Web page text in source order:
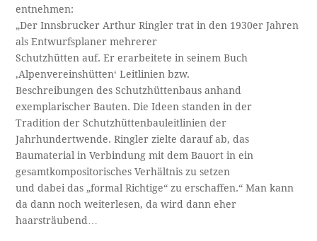
entnehmen:
„Der Innsbrucker Arthur Ringler trat in den 1930er Jahren
als Entwurfsplaner mehrerer
Schutzhütten auf. Er erarbeitete in seinem Buch
‚Alpenvereinshütten‘ Leitlinien bzw.
Beschreibungen des Schutzhüttenbaus anhand
exemplarischer Bauten. Die Ideen standen in der
Tradition der Schutzhüttenbauleitlinien der
Jahrhundertwende. Ringler zielte darauf ab, das
Baumaterial in Verbindung mit dem Bauort in ein
gesamtkompositorisches Verhältnis zu setzen
und dabei das „formal Richtige“ zu erschaffen.“ Man kann
da dann noch weiterlesen, da wird dann eher
haarsträubend…